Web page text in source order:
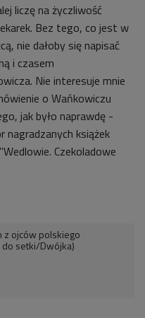
liczę na życzliwość
Bez tego, co jest w
nie dałoby się napisać
i czasem
Nie interesuje mnie
o Wańkowiczu
jak było naprawdę -
nagradzanych książek
Czekoladowe
z ojców polskiego
setki/Dwójka)